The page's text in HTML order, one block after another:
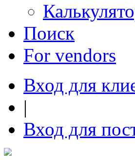
Поиск
For vendors
Вход для
|
Вход для